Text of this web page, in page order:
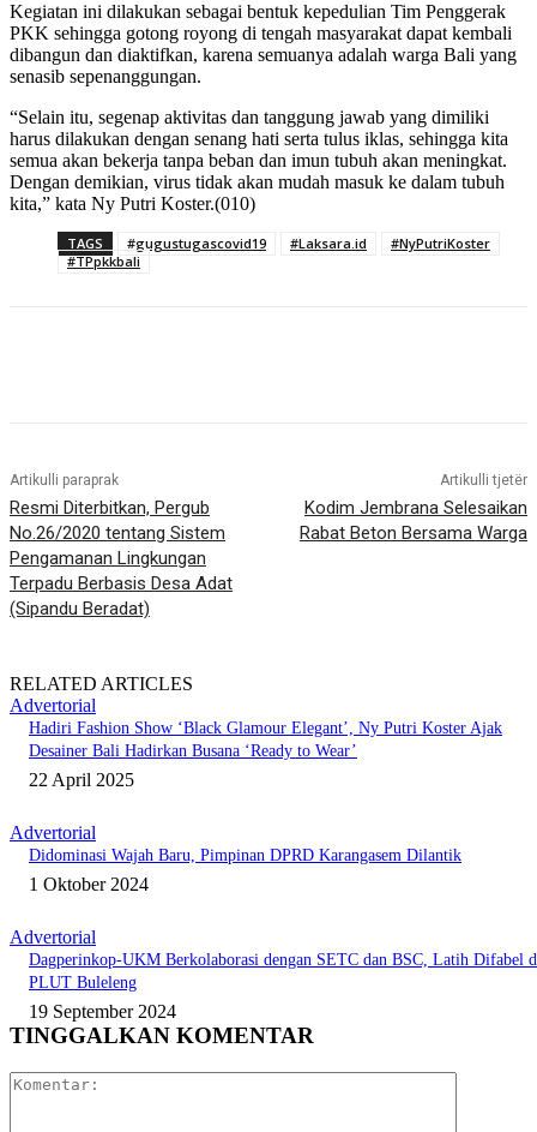
Kegiatan ini dilakukan sebagai bentuk kepedulian Tim Penggerak
PKK sehingga gotong royong di tengah masyarakat dapat kembali
dibangun dan diaktifkan, karena semuanya adalah warga Bali yang
senasib sepenanggungan.
“Selain itu, segenap aktivitas dan tanggung jawab yang dimiliki
harus dilakukan dengan senang hati serta tulus iklas, sehingga kita
semua akan bekerja tanpa beban dan imun tubuh akan meningkat.
Dengan demikian, virus tidak akan mudah masuk ke dalam tubuh
kita,” kata Ny Putri Koster.(010)
TAGS #gugustugascovid19 #Laksara.id
#NyPutriKoster
#TPpkkbali
Artikulli paraprak
Resmi Diterbitkan, Pergub
No.26/2020 tentang Sistem
Pengamanan Lingkungan
Terpadu Berbasis Desa Adat
(Sipandu Beradat)
Artikulli tjetër
Kodim Jembrana Selesaikan
Rabat Beton Bersama Warga
RELATED ARTICLES
Advertorial
Hadiri Fashion Show ‘Black Glamour Elegant’, Ny Putri Koster Ajak
Desainer Bali Hadirkan Busana ‘Ready to Wear’
22 April 2025
Advertorial
Didominasi Wajah Baru, Pimpinan DPRD Karangasem Dilantik
1 Oktober 2024
Advertorial
Dagperinkop-UKM Berkolaborasi dengan SETC dan BSC, Latih Difabel
PLUT Buleleng
19 September 2024
TINGGALKAN KOMENTAR